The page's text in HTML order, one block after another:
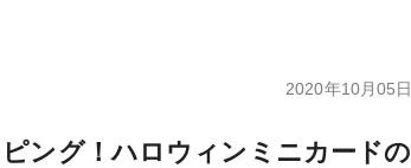
2020年10月05日
ング！ハロウィンミニカードの